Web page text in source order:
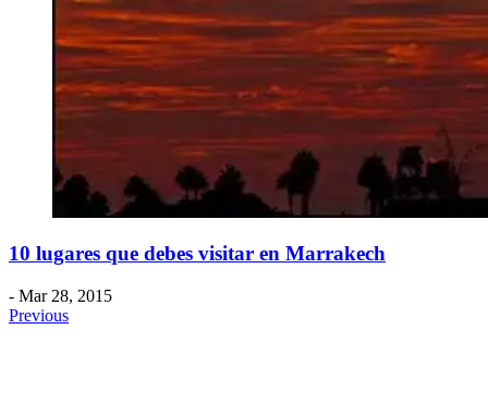
​10 lugares que debes visitar en Marrakech
- Mar 28, 2015
Previous